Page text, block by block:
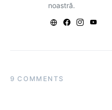
noastră.
9 COMMENTS